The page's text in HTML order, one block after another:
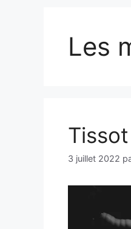
Les
3 juillet 2022